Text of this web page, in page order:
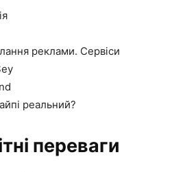
реклами. Сервіси
реальний?
переваги